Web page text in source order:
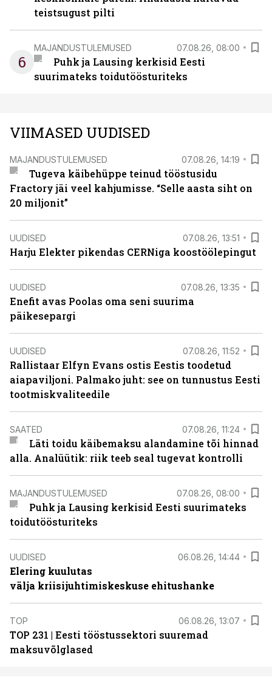
teistsugust pilti
6
MAJANDUSTULEMUSED 07.08.26, 08:00
Puhk ja Lausing kerkisid Eesti
suurimateks toidutöösturiteks
VIIMASED UUDISED
MAJANDUSTULEMUSED 07.08.26, 14:19
Tugeva käibehüppe teinud tööstusidu
Fractory jäi veel kahjumisse. “Selle aasta siht on
20 miljonit”
UUDISED 07.08.26, 13:51
Harju Elekter pikendas CERNiga koostöölepingut
UUDISED 07.08.26, 13:35
Enefit avas Poolas oma seni suurima
päikesepargi
UUDISED 07.08.26, 11:52
Rallistaar Elfyn Evans ostis Eestis toodetud
aiapaviljoni. Palmako juht: see on tunnustus Eesti
tootmiskvaliteedile
SAATED 07.08.26, 11:24
Läti toidu käibemaksu alandamine tõi hinnad
alla. Analüütik: riik teeb seal tugevat kontrolli
MAJANDUSTULEMUSED 07.08.26, 08:00
Puhk ja Lausing kerkisid Eesti suurimateks
toidutöösturiteks
UUDISED 06.08.26, 14:44
Elering kuulutas
välja kriisijuhtimiskeskuse ehitushanke
TOP 06.08.26, 13:07
TOP 231 | Eesti tööstussektori suuremad
maksuvõlglased